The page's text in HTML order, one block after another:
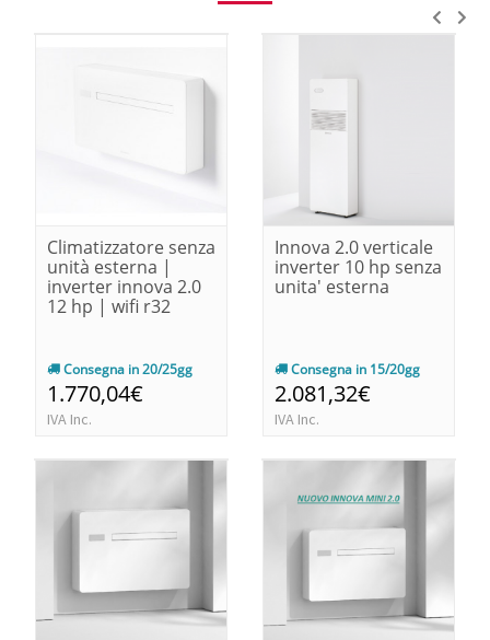
Climatizzatore senza
unità esterna |
inverter innova 2.0
12 hp | wifi r32
Consegna in 20/25gg
1.770,04€
IVA Inc.
Innova 2.0 verticale
inverter 10 hp senza
unita' esterna
Consegna in 15/20gg
2.081,32€
IVA Inc.